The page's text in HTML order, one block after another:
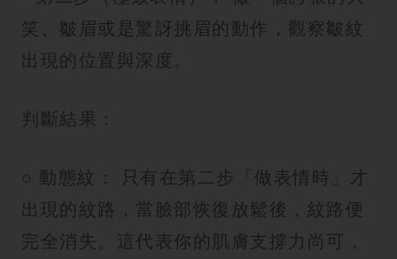
笑、皺眉或是驚訝挑眉的動作，觀察皺紋
出現的位置與深度。
判斷結果：
○ 動態紋： 只有在第二步「做表情時」才
出現的紋路，當臉部恢復放鬆後，紋路便
完全消失。這代表你的肌膚支撐力尚可，